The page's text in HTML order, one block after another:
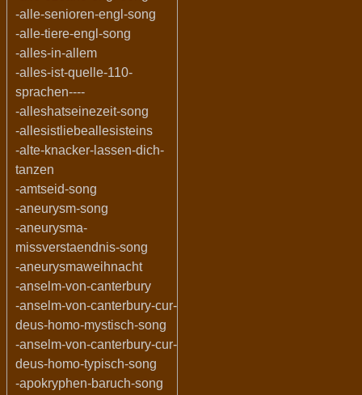
-alle-senioren-engl-song
-alle-tiere-engl-song
-alles-in-allem
-alles-ist-quelle-110-
sprachen----
-alleshatseinezeit-song
-allesistliebeallesisteins
-alte-knacker-lassen-dich-
tanzen
-amtseid-song
-aneurysm-song
-aneurysma-
missverstaendnis-song
-aneurysmaweihnacht
-anselm-von-canterbury
-anselm-von-canterbury-cur-
deus-homo-mystisch-song
-anselm-von-canterbury-cur-
deus-homo-typisch-song
-apokryphen-baruch-song